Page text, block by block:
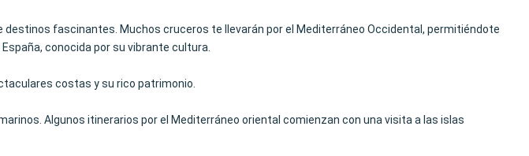
fascinantes. Muchos cruceros te llevarán por el Mediterráneo Occidental, permitiéndote
conocida por su vibrante cultura.
costas y su rico patrimonio.
Algunos itinerarios por el Mediterráneo oriental comienzan con una visita a las islas